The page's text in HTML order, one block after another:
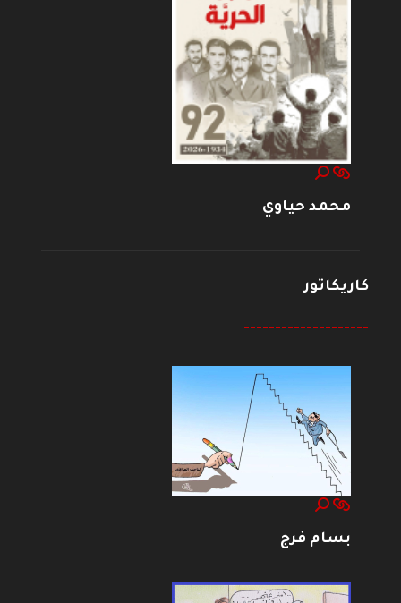
محمد حياوي
كاريكاتور
--------------------
بسام فرج